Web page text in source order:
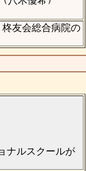
柊友会総合病院の
ナルスクールが